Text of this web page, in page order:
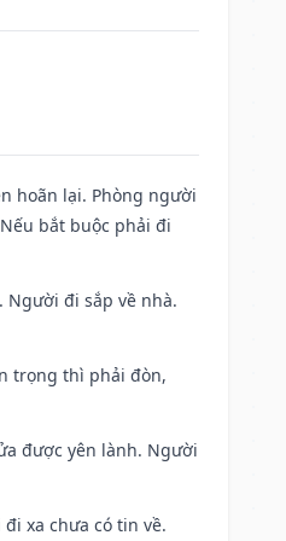
hoãn lại. Phòng người
bắt buộc phải đi
đi sắp về nhà.
trọng thì phải đòn,
được yên lành. Người
xa chưa có tin về.